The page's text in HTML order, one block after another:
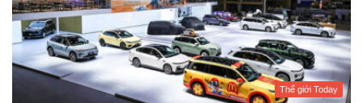
Thế giới Today